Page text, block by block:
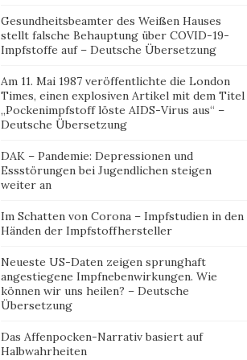
Gesundheitsbeamter des Weißen Hauses
stellt falsche Behauptung über COVID-19-
Impfstoffe auf – Deutsche Übersetzung
Am 11. Mai 1987 veröffentlichte die London
Times, einen explosiven Artikel mit dem Titel
„Pockenimpfstoff löste AIDS-Virus aus“ –
Deutsche Übersetzung
DAK – Pandemie: Depressionen und
Essstörungen bei Jugendlichen steigen
weiter an
Im Schatten von Corona – Impfstudien in den
Händen der Impfstoffhersteller
Neueste US-Daten zeigen sprunghaft
angestiegene Impfnebenwirkungen. Wie
können wir uns heilen? – Deutsche
Übersetzung
Das Affenpocken-Narrativ basiert auf
Halbwahrheiten